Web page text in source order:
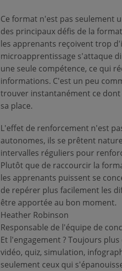
Ce format n'est pas seulement
des principaux défis de la
les apprenants reçoivent trop
microapprentissage s'attaque
une seule compétence, ce qui
informations. C'est un peu
trouver instantanément ce dont
sa place.
L'effet de renforcement n'est
autonomes, ils se prêtent
intervalles réguliers pour
Plutôt que de raccourcir la
les apprenants puissent se
de repérer plus facilement les
être apportée au bon moment.
Heather Robinson
Responsable de l'équipe de
Et l'engagement ? Toujours
vidéo, quiz, simulation,
seulement ceux qui